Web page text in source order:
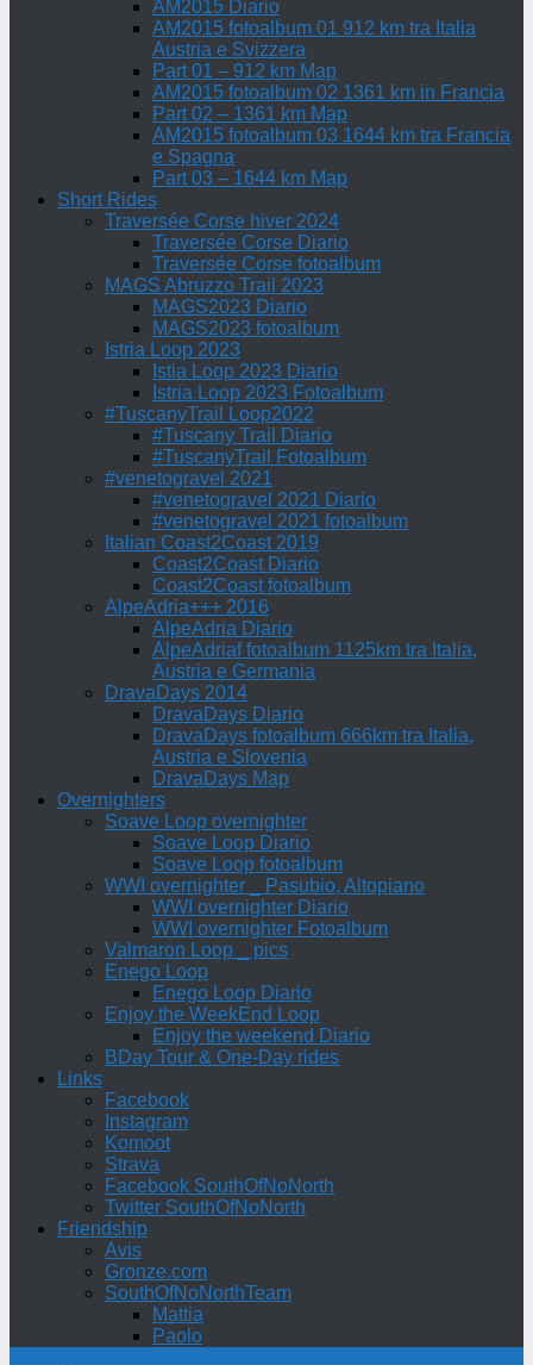
AM2015 Diario
AM2015 fotoalbum 01 912 km tra Italia
Austria e Svizzera
Part 01 – 912 km Map
AM2015 fotoalbum 02 1361 km in Francia
Part 02 – 1361 km Map
AM2015 fotoalbum 03 1644 km tra Francia
e Spagna
Part 03 – 1644 km Map
Short Rides
Traversée Corse hiver 2024
Traversée Corse Diario
Traversée Corse fotoalbum
MAGS Abruzzo Trail 2023
MAGS2023 Diario
MAGS2023 fotoalbum
Istria Loop 2023
Istia Loop 2023 Diario
Istria Loop 2023 Fotoalbum
#TuscanyTrail Loop2022
#Tuscany Trail Diario
#TuscanyTrail Fotoalbum
#venetogravel 2021
#venetogravel 2021 Diario
#venetogravel 2021 fotoalbum
Italian Coast2Coast 2019
Coast2Coast Diario
Coast2Coast fotoalbum
AlpeAdria+++ 2016
AlpeAdria Diario
AlpeAdriaf fotoalbum 1125km tra Italia,
Austria e Germania
DravaDays 2014
DravaDays Diario
DravaDays fotoalbum 666km tra Italia,
Austria e Slovenia
DravaDays Map
Overnighters
Soave Loop overnighter
Soave Loop Diario
Soave Loop fotoalbum
WWI overnighter _ Pasubio, Altopiano
WWI overnighter Diario
WWI overnighter Fotoalbum
Valmaron Loop _ pics
Enego Loop
Enego Loop Diario
Enjoy the WeekEnd Loop
Enjoy the weekend Diario
BDay Tour & One-Day rides
Links
Facebook
Instagram
Komoot
Strava
Facebook SouthOfNoNorth
Twitter SouthOfNoNorth
Friendship
Avis
Gronze.com
SouthOfNoNorthTeam
Mattia
Paolo